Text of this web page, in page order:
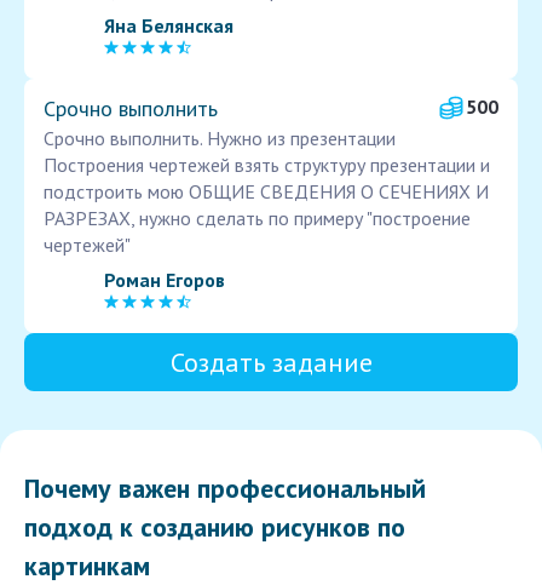
Яна Белянская
Срочно выполнить
500
Срочно выполнить. Нужно из презентации
Построения чертежей взять структуру презентации и
подстроить мою ОБЩИЕ СВЕДЕНИЯ О СЕЧЕНИЯХ И
РАЗРЕЗАХ, нужно сделать по примеру "построение
чертежей"
Роман Егоров
Создать задание
Почему важен профессиональный
подход к созданию рисунков по
картинкам